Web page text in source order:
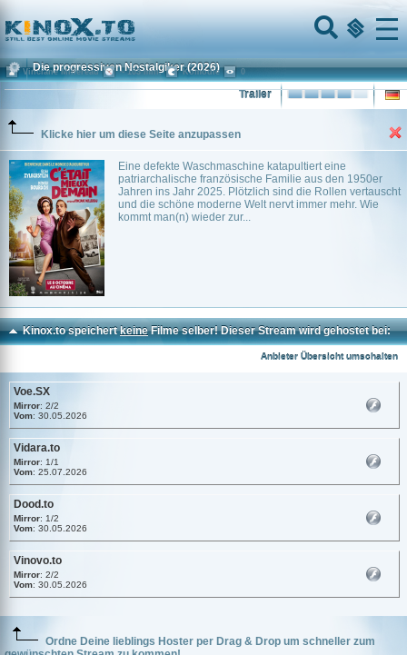
Home
Menu
Die progressiven Nostalgiker (2026)
Trailer
Klicke hier um diese Seite anzupassen
Eine defekte Waschmaschine katapultiert eine
patriarchalische französische Familie aus den 1950er
Jahren ins Jahr 2025. Plötzlich sind die Rollen vertauscht
und die schöne moderne Welt nervt immer mehr. Wie
kommt man(n) wieder zur...
Vinciane Millereau ~ 103 min. Komödie 0
Kinox.to speichertkeineFilme selber! Dieser Stream wird gehostet bei:
Anbieter Übersicht umschalten
Voe.SX
Mirror: 2/2
Vom: 30.05.2026
Vidara.to
Mirror: 1/1
Vom: 25.07.2026
Dood.to
Mirror: 1/2
Vom: 30.05.2026
Vinovo.to
Mirror: 2/2
Vom: 30.05.2026
Ordne Deine lieblings Hoster per Drag & Drop um schneller zum